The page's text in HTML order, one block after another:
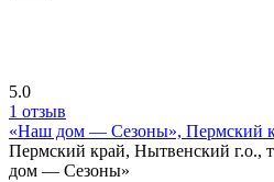
5.0
1 отзыв
«Наш дом — Сезоны», Пермский
Пермский край, Нытвенский
дом — Сезоны»